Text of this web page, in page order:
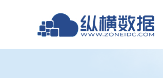
厦门中横科技有限公司